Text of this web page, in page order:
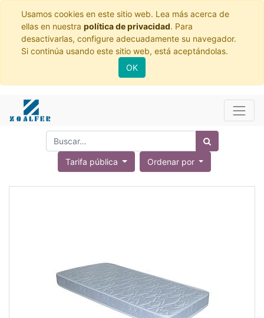
Usamos cookies en este sitio web. Lea más acerca de
ellas en nuestra política de privacidad. Para
desactivarlas, configure adecuadamente su navegador.
Si continúa usando este sitio web, está aceptándolas.
OK
Tarifa pública Ordenar por